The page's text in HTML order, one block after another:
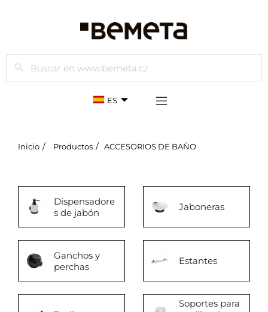
Buscar
ES
Inicio Productos ACCESORIOS DE BAÑO
Dispensadore
s de jabón
Jaboneras
Ganchos y
perchas
Estantes
Soportes para